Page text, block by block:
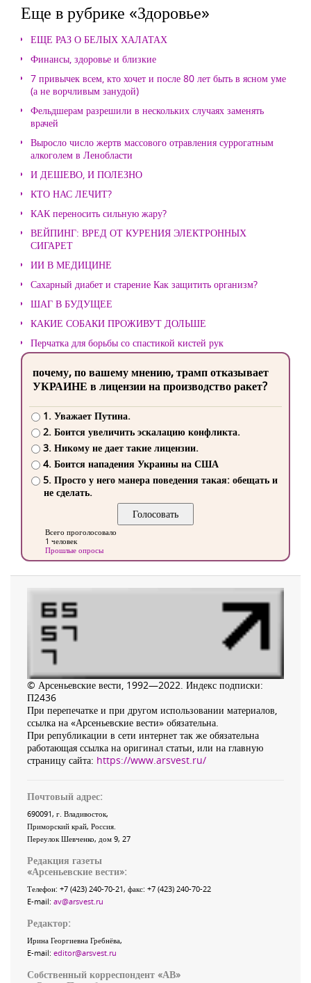
Еще в рубрике «Здоровье»
ЕЩЕ РАЗ О БЕЛЫХ ХАЛАТАХ
Финансы, здоровье и близкие
7 привычек всем, кто хочет и после 80 лет быть в ясном уме
(а не ворчливым занудой)
Фельдшерам разрешили в нескольких случаях заменять
врачей
Выросло число жертв массового отравления суррогатным
алкоголем в Ленобласти
И ДЕШЕВО, И ПОЛЕЗНО
КТО НАС ЛЕЧИТ?
КАК переносить сильную жару?
ВЕЙПИНГ: ВРЕД ОТ КУРЕНИЯ ЭЛЕКТРОННЫХ
СИГАРЕТ
ИИ В МЕДИЦИНЕ
Сахарный диабет и старение Как защитить организм?
ШАГ В БУДУЩЕЕ
КАКИЕ СОБАКИ ПРОЖИВУТ ДОЛЬШЕ
Перчатка для борьбы со спастикой кистей рук
почему, по вашему мнению, трамп отказывает
УКРАИНЕ в лицензии на производство ракет?
1. Уважает Путина.
2. Боится увеличить эскалацию конфликта.
3. Никому не дает такие лицензии.
4. Боится нападения Украины на США
5. Просто у него манера поведения такая: обещать и
не сделать.
Всего проголосовало
1 человек
Прошлые опросы
© Арсеньевские вести, 1992—2022. Индекс подписки:
П2436
При перепечатке и при другом использовании материалов,
ссылка на «Арсеньевские вести» обязательна.
При републикации в сети интернет так же обязательна
работающая ссылка на оригинал статьи, или на главную
страницу сайта: https://www.arsvest.ru/
Почтовый адрес:
690091, г. Владивосток,
Приморский край, Россия
Переулок Шевченко, дом 9, 27
Редакция газеты
«Арсеньевские вести»:
Телефон: +7 (423) 240-70-21, факс: +7 (423) 240-70-22
E-mail: av@arsvest.ru
Редактор:
Ирина Георгиевна Гребнёва,
E-mail: editor@arsvest.ru
Собственный корреспондент «АВ»